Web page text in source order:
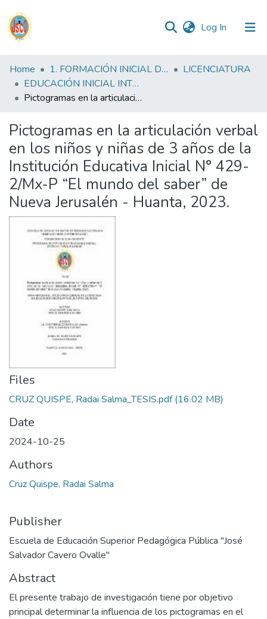
Log In (current)
Communities
&
Collections
Statistics
Reglamento
Formatos
Home 1. FORMACIÓN INICIAL DOCENTE
LICENCIATURA
EDUCACIÓN INICIAL INTERCULTURAL BILINGUE FID
Pictogramas en la articulación verbal en los niños y niñas de 3 años de la Institución Educativa Inicial N° 429-2/Mx-P “El mundo del saber” de Nueva Jerusalén - Huanta, 2023.
Pictogramas en la articulación verbal
en los niños y niñas de 3 años de la
Institución Educativa Inicial N° 429-
2/Mx-P “El mundo del saber” de
Nueva Jerusalén - Huanta, 2023.
Files
CRUZ QUISPE, Radai Salma_TESIS.pdf(16.02 MB)
Date
2024-10-25
Authors
Cruz Quispe, Radai Salma
Publisher
Escuela de Educación Superior Pedagógica Pública "José
Salvador Cavero Ovalle"
Abstract
El presente trabajo de investigación tiene por objetivo
principal determinar la influencia de los pictogramas en el